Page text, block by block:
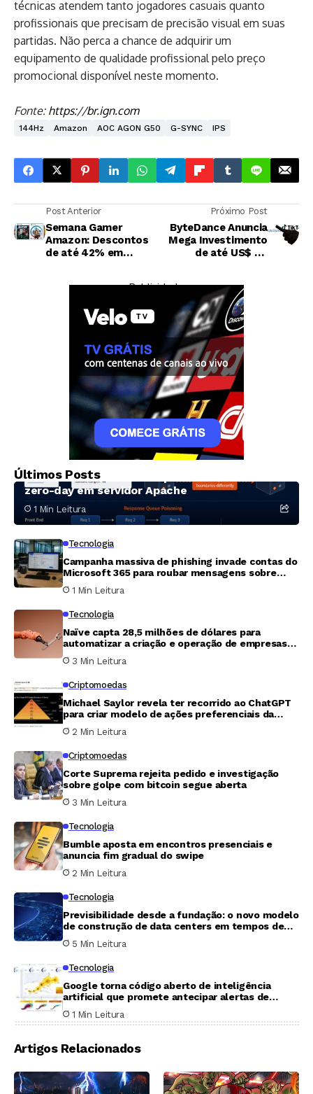
técnicas atendem tanto jogadores casuais quanto
profissionais que precisam de precisão visual em suas
partidas. Não perca a chance de adquirir um
equipamento de qualidade profissional pelo preço
promocional disponível neste momento.
Fonte: https://br.ign.com
144Hz Amazon AOC AGON G50 G-SYNC IPS
Post Anterior
Semana Gamer
Amazon: Descontos
de até 42% em
Próximo Post
ByteDance Anuncia
Mega Investimento
de até US$ 70
para 2026
— Publicidade —
Últimos Posts
Tecnologia
Sistema de inteligência artificial descobre
técnicas inéditas de ataque HTTP e falha
zero-day em servidor Apache
1 Min Leitura
Tecnologia
Campanha massiva de phishing invade contas do
Microsoft 365 para roubar mensagens sobre
folha de pagamento e finanças
1 Min Leitura
Tecnologia
Naïve capta 28,5 milhões de dólares para
automatizar a criação e operação de empresas
com agentes de inteligência artificial
3 Min Leitura
Criptomoedas
Michael Saylor revela ter recorrido ao ChatGPT
para criar modelo de ações preferenciais da
Strategy e captar US$ 15 bilhões
2 Min Leitura
Criptomoedas
Corte Suprema rejeita pedido e investigação
sobre golpe com bitcoin segue aberta
3 Min Leitura
Tecnologia
Bumble aposta em encontros presenciais e
anuncia fim gradual do swipe
2 Min Leitura
Tecnologia
Previsibilidade desde a fundação: o novo modelo
de construção de data centers em tempos de
incerteza
5 Min Leitura
Tecnologia
Google torna código aberto de inteligência
artificial que promete antecipar alertas de
furacões
1 Min Leitura
Artigos Relacionados